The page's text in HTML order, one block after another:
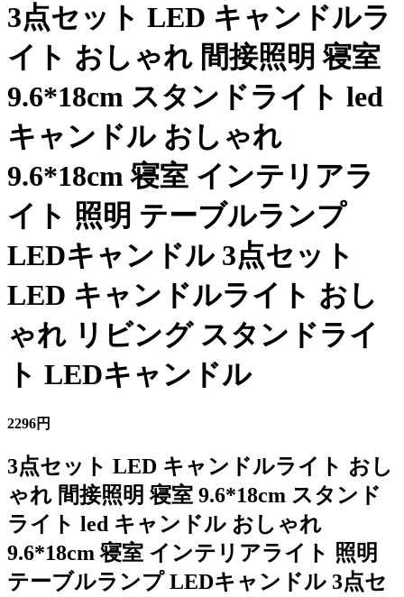
3点セット LED キャンドルラ
イト おしゃれ 間接照明 寝室
9.6*18cm スタンドライト led
キャンドル おしゃれ
9.6*18cm 寝室 インテリアラ
イト 照明 テーブルランプ
LEDキャンドル 3点セット
LED キャンドルライト おし
ゃれ リビング スタンドライ
ト LEDキャンドル
2296円
3点セット LED キャンドルライト おし
ゃれ 間接照明 寝室 9.6*18cm スタンド
ライト led キャンドル おしゃれ
9.6*18cm 寝室 インテリアライト 照明
テーブルランプ LEDキャンドル 3点セ